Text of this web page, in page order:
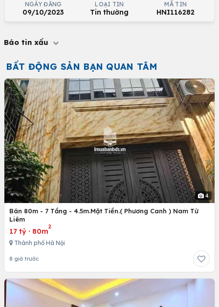
NGÀY ĐĂNG
09/10/2023
LOẠI TIN
Tin thường
MÃ TIN
HNI116282
Báo tin xấu
BẤT ĐỘNG SẢN BẠN QUAN TÂM
4
Bán 80m - 7 Tầng - 4.5m.Mặt Tiền.( Phương Canh ) Nam Từ
Liêm
17 tỷ · 80m
2
Thành phố Hà Nội
8 giờ trước